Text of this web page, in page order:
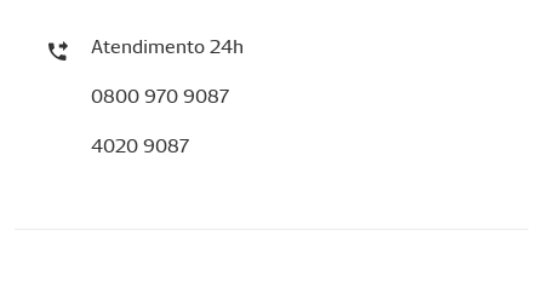
Atendimento 24h
0800 970 9087
4020 9087